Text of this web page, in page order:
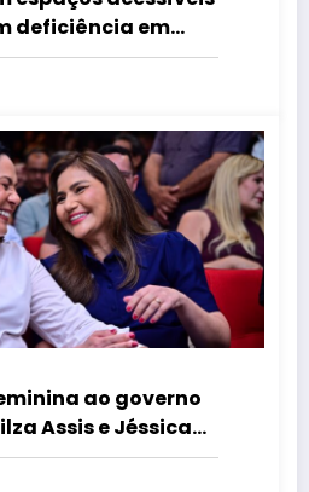
deficiência em
ao governo
Assis e Jéssica
de imprensa